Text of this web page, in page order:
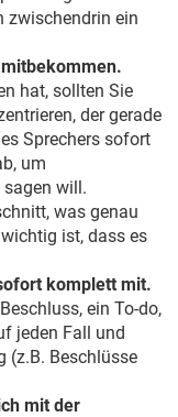
zwischendrin ein
hat, sollten Sie
der gerade
Sprechers sofort
um
will.
was genau
ist, dass es
komplett mit.
ein To-do,
jeden Fall und
(z.B. Beschlüsse
mit der